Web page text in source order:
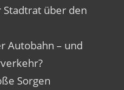
über den
Autobahn – und
Sorgen